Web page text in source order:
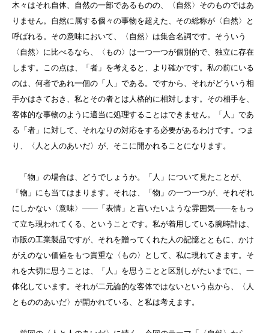
木々はそれ自体、自然の一部であるものの、〈自然〉そのものではあ
りません。自然に属する個々の事物を超えた、その総称が〈自然〉と
呼ばれる。その意味において、〈自然〉は集合名詞です。そういう
〈自然〉に比べるなら、〈もの〉は一つ一つが個別的で、独立に存在
します。この点は、「者」を考えると、より確かです。私の前にいる
のは、何者であれ一個の「人」である。ですから、それがどういう相
手かはさておき、私とその者とは人格的に相対します。その相手を、
客体的な事物のように適当に処理することはできません。「人」であ
る「者」に対して、それなりの対応をする必要があるわけです。つま
り、〈人と人のあいだ〉が、そこに開かれることになります。
「物」の場合は、どうでしょうか。「人」について見たことが、
「物」にも当てはまります。それは、「物」の一つ一つが、それぞれ
にしかない〈意味〉――「表情」と言いたいような雰囲気――をもっ
て立ち現われてくる、ということです。私が着用している腕時計は、
市販の工業製品ですが、それを贈ってくれた人の記憶とともに、かけ
がえのない価値をもつ貴重な〈もの〉として、私に現れてきます。そ
れを大切に思うことは、「人」を思うことと区別しがたいまでに、一
体化しています。それが二元論的な客体ではないという点から、〈人
ともののあいだ〉が開かれている、と私は考えます。